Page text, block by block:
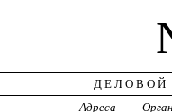
ДЕЛОВОЙ
Адреса